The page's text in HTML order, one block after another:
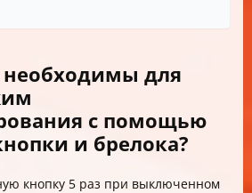
для
с помощью
и брелока?
кнопку 5 раз при выключенном